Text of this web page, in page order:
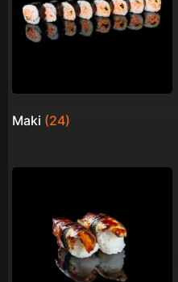
Maki (24)